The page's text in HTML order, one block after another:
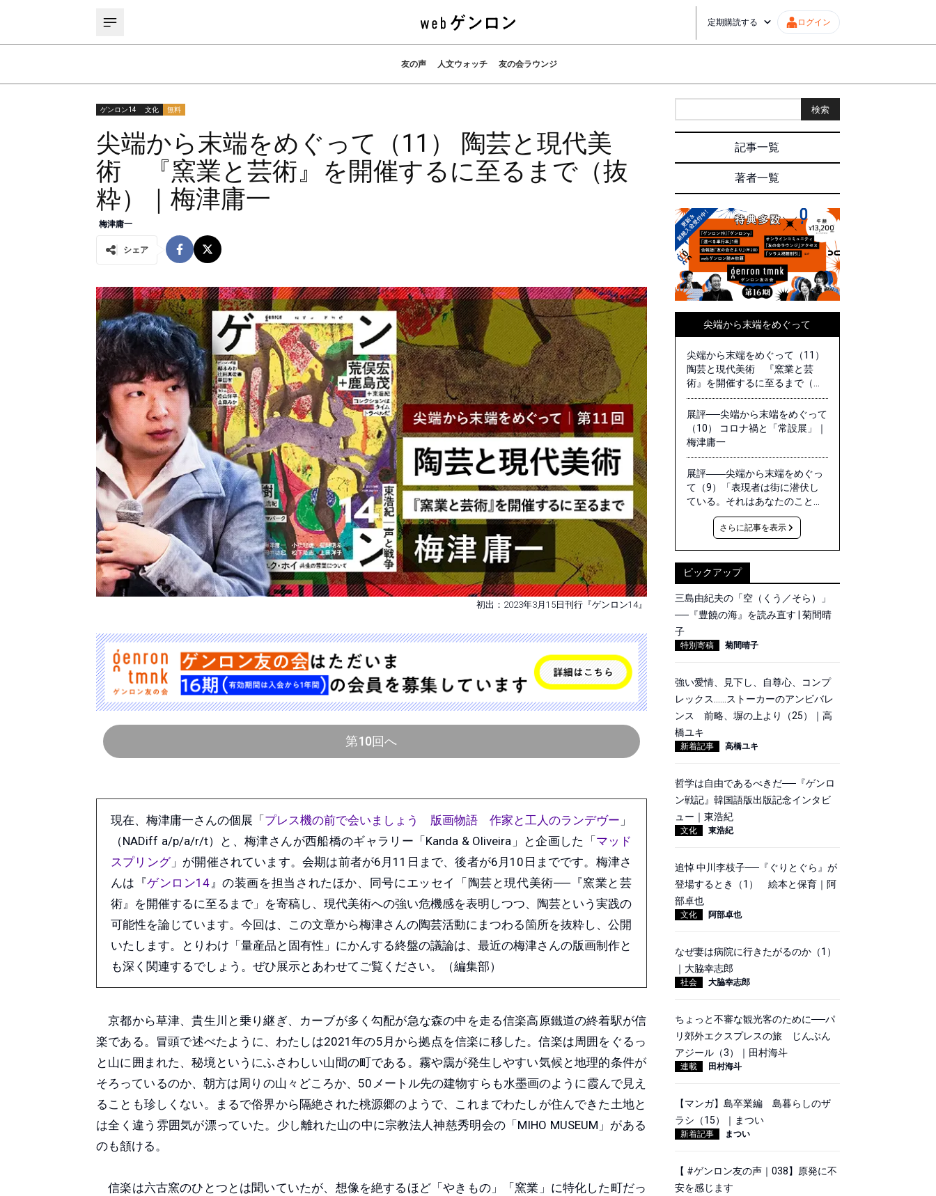
定期購読する ログイン
友の声 人文ウォッチ 友の会ラウンジ
ゲンロン14 文化 無料
尖端から末端をめぐって（11） 陶芸と現代美
術 『窯業と芸術』を開催するに至るまで（抜
粋）｜梅津庸一
梅津庸一
シェア
初出：2023年3月15日刊行『ゲンロン14』
第10回へ
現在、梅津庸一さんの個展「 プレス機の前で会いましょう 版画物語 作家と工人のランデヴー 」
（NADiff a/p/a/r/t）と、梅津さんが西船橋のギャラリー「Kanda & Oliveira」と企画した「 マッド
スプリング」が開催されています。会期は前者が6月11日まで、後者が6月10日までです。梅津さ
んは『ゲンロン14』の装画を担当されたほか、同号にエッセイ「陶芸と現代美術──『窯業と芸
術』を開催するに至るまで」を寄稿し、現代美術への強い危機感を表明しつつ、陶芸という実践の
可能性を論じています。今回は、この文章から梅津さんの陶芸活動にまつわる箇所を抜粋し、公開
いたします。とりわけ「量産品と固有性」にかんする終盤の議論は、最近の梅津さんの版画制作と
も深く関連するでしょう。ぜひ展示とあわせてご覧ください。（編集部）
京都から草津、貴生川と乗り継ぎ、カーブが多く勾配が急な森の中を走る信楽高原鐵道の終着駅が信
楽である。冒頭で述べたように、わたしは2021年の5月から拠点を信楽に移した。信楽は周囲をぐるっ
と山に囲まれた、秘境というにふさわしい山間の町である。霧や靄が発生しやすい気候と地理的条件が
そろっているのか、朝方は周りの山々どころか、50メートル先の建物すらも水墨画のように霞んで見え
ることも珍しくない。まるで俗界から隔絶された桃源郷のようで、これまでわたしが住んできた土地と
は全く違う雰囲気が漂っていた。少し離れた山の中に宗教法人神慈秀明会の「MIHO MUSEUM」がある
のも頷ける。
信楽は六古窯のひとつとは聞いていたが、想像を絶するほど「やきもの」「窯業」に特化した町だっ
検索
記事一覧
著者一覧
尖端から末端をめぐって
尖端から末端をめぐって（11）
陶芸と現代美術 『窯業と芸
術』を開催するに至るまで（抜
粋）｜梅津庸一
展評──尖端から末端をめぐって
（10） コロナ禍と「常設展」｜
梅津庸一
展評――尖端から末端をめぐっ
て（9）「表現者は街に潜伏し
ている。それはあなたのことで
あり、わたしのことでもあ
る。」展について｜梅津庸一
さらに記事を表示
ピックアップ
三島由紀夫の「空（くう／そら）」
──『豊饒の海』を読み直す | 菊間晴
子
特別寄稿 菊間晴子
強い愛情、見下し、自尊心、コンプ
レックス……ストーカーのアンビバレ
ンス 前略、塀の上より（25）｜高
橋ユキ
新着記事 高橋ユキ
哲学は自由であるべきだ──『ゲンロ
ン戦記』韓国語版出版記念インタビ
ュー｜東浩紀
文化 東浩紀
追悼 中川李枝子──『ぐりとぐら』が
登場するとき（1） 絵本と保育｜阿
部卓也
文化 阿部卓也
なぜ妻は病院に行きたがるのか（1）
｜大脇幸志郎
社会 大脇幸志郎
ちょっと不審な観光客のために──パ
リ郊外エクスプレスの旅 じんぶん
アジール（3）｜田村海斗
連載 田村海斗
【マンガ】島卒業編 島暮らしのザ
ラシ（15）｜まつい
新着記事 まつい
【 #ゲンロン友の声｜038】原発に不
安を感じます